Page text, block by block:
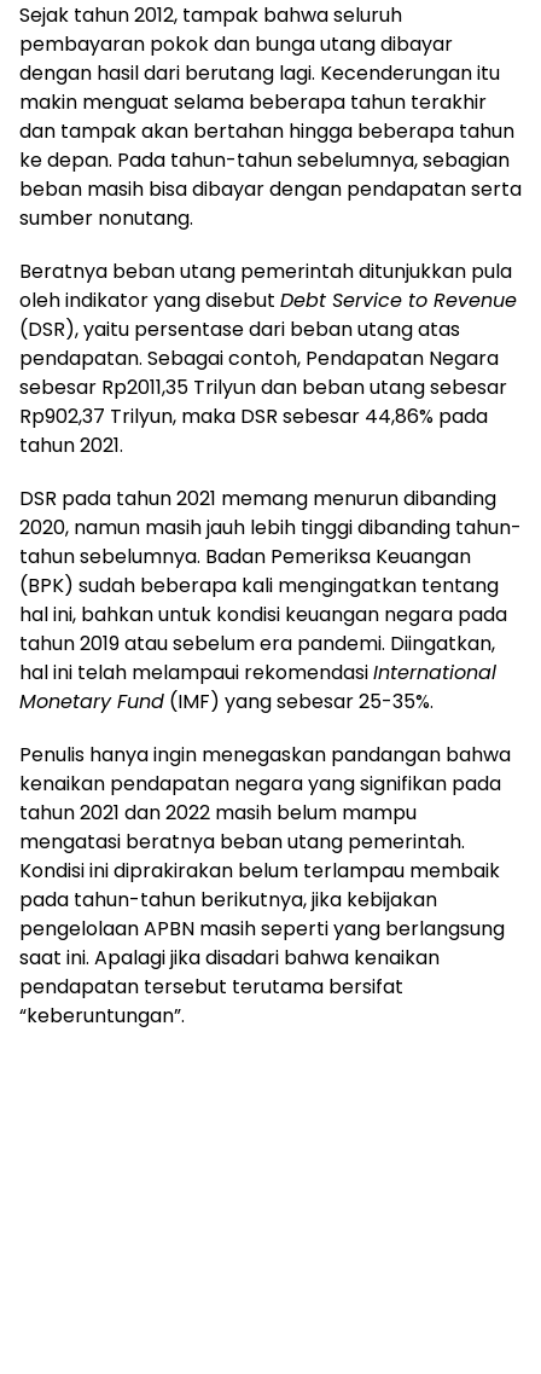
Sejak tahun 2012, tampak bahwa seluruh
pembayaran pokok dan bunga utang dibayar
dengan hasil dari berutang lagi. Kecenderungan itu
makin menguat selama beberapa tahun terakhir
dan tampak akan bertahan hingga beberapa tahun
ke depan. Pada tahun-tahun sebelumnya, sebagian
beban masih bisa dibayar dengan pendapatan serta
sumber nonutang.
Beratnya beban utang pemerintah ditunjukkan pula
oleh indikator yang disebut Debt Service to Revenue
(DSR), yaitu persentase dari beban utang atas
pendapatan. Sebagai contoh, Pendapatan Negara
sebesar Rp2011,35 Trilyun dan beban utang sebesar
Rp902,37 Trilyun, maka DSR sebesar 44,86% pada
tahun 2021.
DSR pada tahun 2021 memang menurun dibanding
2020, namun masih jauh lebih tinggi dibanding tahun-
tahun sebelumnya. Badan Pemeriksa Keuangan
(BPK) sudah beberapa kali mengingatkan tentang
hal ini, bahkan untuk kondisi keuangan negara pada
tahun 2019 atau sebelum era pandemi. Diingatkan,
hal ini telah melampaui rekomendasiInternational
Monetary Fund (IMF) yang sebesar 25-35%.
Penulis hanya ingin menegaskan pandangan bahwa
kenaikan pendapatan negara yang signifikan pada
tahun 2021 dan 2022 masih belum mampu
mengatasi beratnya beban utang pemerintah.
Kondisi ini diprakirakan belum terlampau membaik
pada tahun-tahun berikutnya, jika kebijakan
pengelolaan APBN masih seperti yang berlangsung
saat ini. Apalagi jika disadari bahwa kenaikan
pendapatan tersebut terutama bersifat
“keberuntungan”.